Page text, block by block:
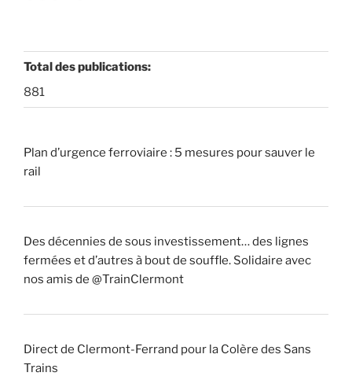
Total des publications:
881
Plan d’urgence ferroviaire : 5 mesures pour sauver le
rail
Des décennies de sous investissement… des lignes
fermées et d’autres à bout de souffle. Solidaire avec
nos amis de @TrainClermont
Direct de Clermont-Ferrand pour la Colère des Sans
Trains